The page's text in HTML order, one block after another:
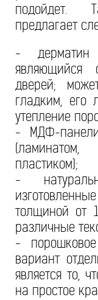
подойдет.
предлагает
-
являющийся
дверей;
гладким, его
утепление
- МДФ-
пластиком);
-
толщиной от
различные
-
вариант
является то,
на простое